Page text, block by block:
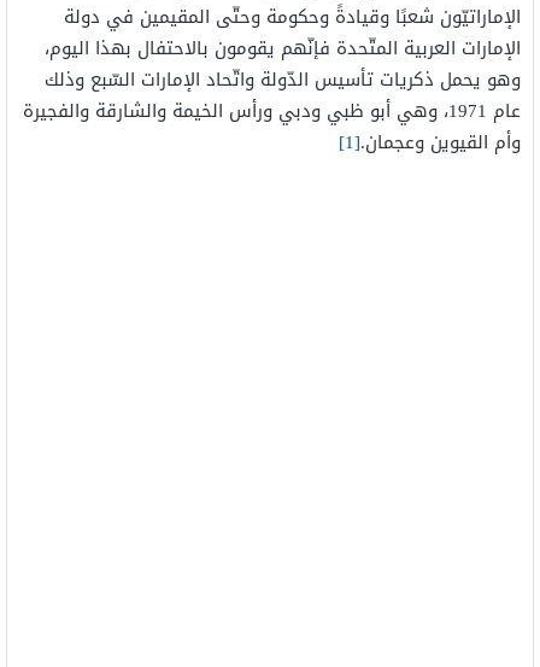
الإماراتيّون شعبًا وقيادةً وحكومة وحتّى المقيمين في دولة
الإمارات العربية المتّحدة فإنّهم يقومون بالاحتفال بهذا اليوم،
وهو يحمل ذكريات تأسيس الدّولة واتّحاد الإمارات السّبع وذلك
عام 1971، وهي أبو ظبي ودبي ورأس الخيمة والشارقة والفجيرة
وأم القيوين وعجمان.[1]